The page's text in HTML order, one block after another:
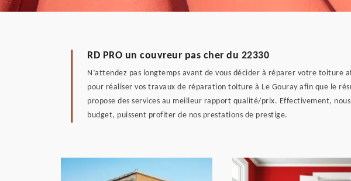
RD PRO un couvreur pas cher du 22330
N’attendez pas longtemps avant de vous décider à réparer votre toiture
pour réaliser vos travaux de réparation toiture à Le Gouray afin que le
propose des services au meilleur rapport qualité/prix. Effectivement,
budget, puissent profiter de nos prestations de prestige.